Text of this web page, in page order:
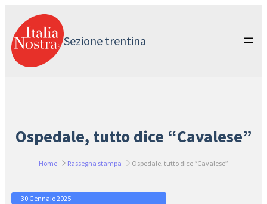
contenuto
Sezione trentina
Ospedale, tutto dice “Cavalese”
Home Rassegna stampa Ospedale, tutto dice “Cavalese”
30 Gennaio 2025